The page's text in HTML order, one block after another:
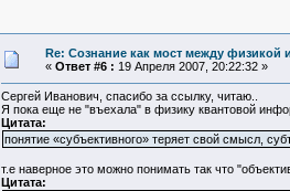
Re: Сознание как мост между физикой
« Ответ #6 : 19 Апреля 2007, 20:22:32 »
Сергей Иванович, спасибо за ссылку, читаю..
Я пока еще не "въехала" в физику квантовой
Цитата:
понятие «субъективного» теряет свой смысл,
т.е наверное это можно понимать так что
Цитата: